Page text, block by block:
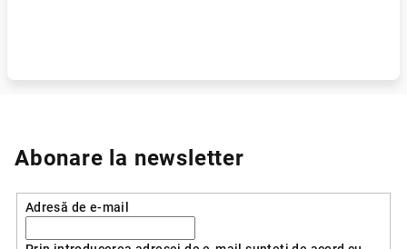
Abonare la newsletter
Adresă de e-mail